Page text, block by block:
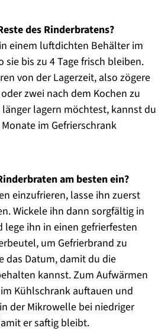
des Rinderbratens?
einem luftdichten Behälter im
sie bis zu 4 Tage frisch bleiben.
von der Lagerzeit, also zögere
zwei nach dem Kochen zu
lagern möchtest, kannst du
im Gefrierschrank
am besten ein?
einzufrieren, lasse ihn zuerst
Wickele ihn dann sorgfältig in
ihn in einen gefrierfesten
um Gefrierbrand zu
das Datum, damit du die
kannst. Zum Aufwärmen
Kühlschrank auftauen und
der Mikrowelle bei niedriger
er saftig bleibt.